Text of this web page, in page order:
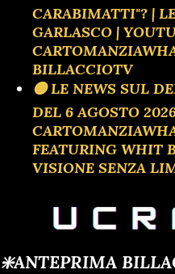
CARABIMATTI"? |
GARLASCO |
BILLACCIOTV
🟡 LE NEWS SUL
DEL 6 AGOSTO
FEATURING WHIT
VISIONE SENZA
❇️ANTEPRIMA